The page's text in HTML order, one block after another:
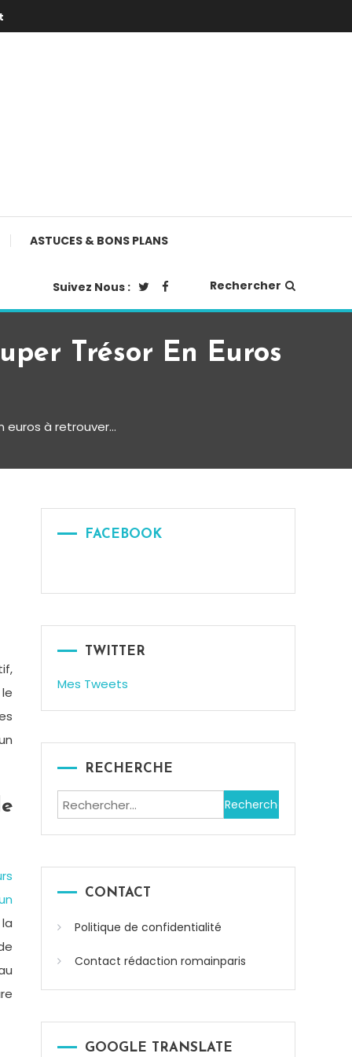
ASTUCES & BONS PLANS
Suivez Nous : Rechercher
Trésor En Euros
euros à retrouver…
FACEBOOK
TWITTER
Mes Tweets
RECHERCHE
Rechercher :
CONTACT
Politique de confidentialité
Contact rédaction romainparis
GOOGLE TRANSLATE